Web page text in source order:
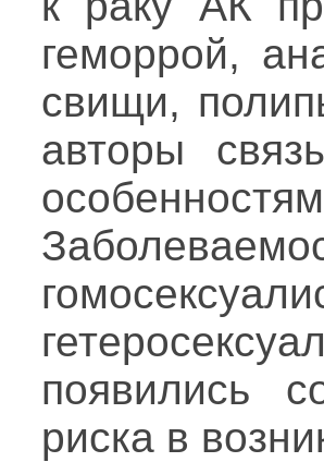
геморрой,
свищи,
авторы
появились
риска в